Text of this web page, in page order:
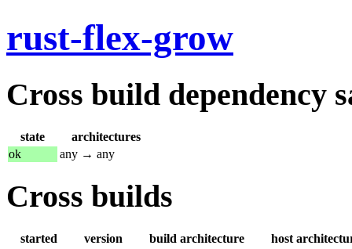
rust-flex-grow
Cross build dependency
state
architectures
ok
any → any
Cross builds
started version build architecture
host